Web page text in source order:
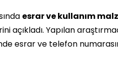
esrar ve kullanım
Yapılan
esrar ve telefon